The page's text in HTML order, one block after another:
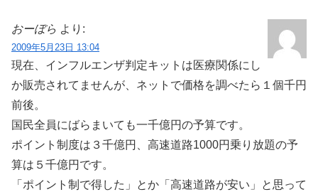
おーぼら より:
2009年5月23日 13:04
現在、インフルエンザ判定キットは医療関係にし
か販売されてませんが、ネットで価格を調べたら１個千円
前後。
国民全員にばらまいても一千億円の予算です。
ポイント制度は３千億円、高速道路1000円乗り放題の予
算は５千億円です。
「ポイント制で得した」とか「高速道路が安い」と思って